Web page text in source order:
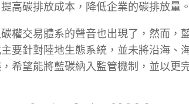
高碳排放成本，降低企業的碳排放量。
權交易體系的聲音也出現了，然而，
要針對陸地生態系統，並未將沿海、
希望能將藍碳納入監管機制，並以更